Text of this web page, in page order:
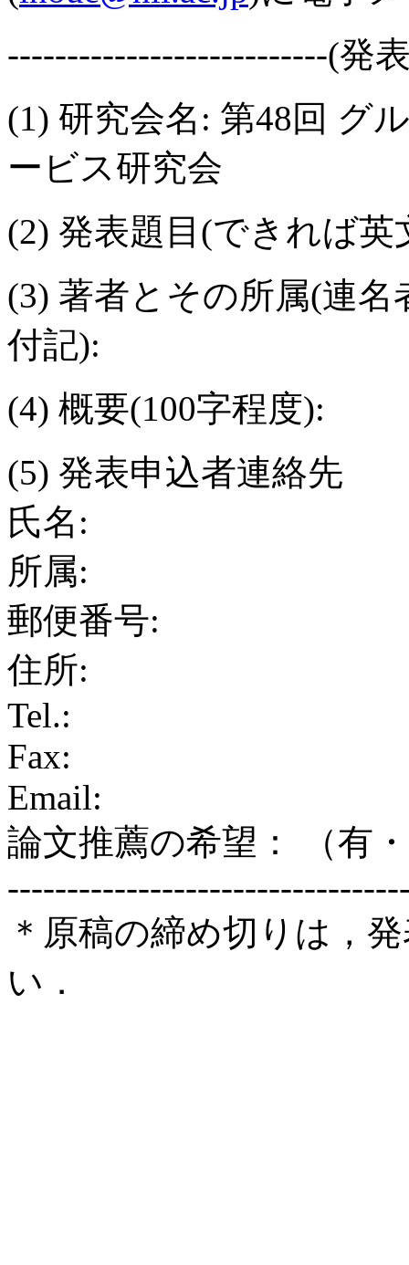
---------------------------(発
(1) 研究会名: 第48回 グ
ービス研究会
(2) 発表題目(できれば
(3) 著者とその所属(連
付記):
(4) 概要(100字程度):
(5) 発表申込者連絡先
氏名:
所属:
郵便番号:
住所:
Tel.:
Fax:
Email:
論文推薦の希望： （
＊原稿の締め切りは，
い．